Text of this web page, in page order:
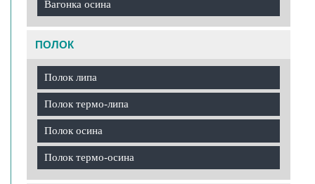
Вагонка осина
ПОЛОК
Полок липа
Полок термо-липа
Полок осина
Полок термо-осина